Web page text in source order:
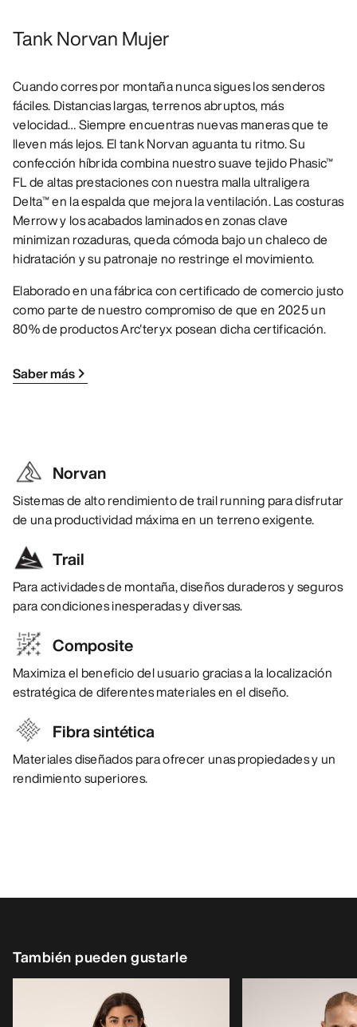
Tank Norvan Mujer
Cuando corres por montaña nunca sigues los senderos
fáciles. Distancias largas, terrenos abruptos, más
velocidad… Siempre encuentras nuevas maneras que te
lleven más lejos. El tank Norvan aguanta tu ritmo. Su
confección híbrida combina nuestro suave tejido Phasic™
FL de altas prestaciones con nuestra malla ultraligera
Delta™ en la espalda que mejora la ventilación. Las costuras
Merrow y los acabados laminados en zonas clave
minimizan rozaduras, queda cómoda bajo un chaleco de
hidratación y su patronaje no restringe el movimiento.
Elaborado en una fábrica con certificado de comercio justo
como parte de nuestro compromiso de que en 2025 un
80% de productos Arc'teryx posean dicha certificación.
Saber más
Norvan
Sistemas de alto rendimiento de trail running para disfrutar
de una productividad máxima en un terreno exigente.
Trail
Para actividades de montaña, diseños duraderos y seguros
para condiciones inesperadas y diversas.
Composite
Maximiza el beneficio del usuario gracias a la localización
estratégica de diferentes materiales en el diseño.
Fibra sintética
Materiales diseñados para ofrecer unas propiedades y un
rendimiento superiores.
También pueden gustarle